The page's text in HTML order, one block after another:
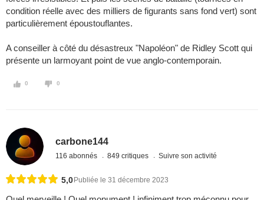
condition réelle avec des milliers de figurants sans fond vert) sont
particulièrement époustouflantes.
A conseiller à côté du désastreux "Napoléon" de Ridley Scott qui
présente un larmoyant point de vue anglo-contemporain.
0 0
carbone144
116 abonnés 849 critiques Suivre son activité
5,0 Publiée le 31 décembre 2023